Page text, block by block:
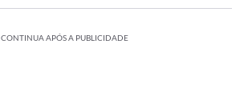
CONTINUA APÓS A PUBLICIDADE